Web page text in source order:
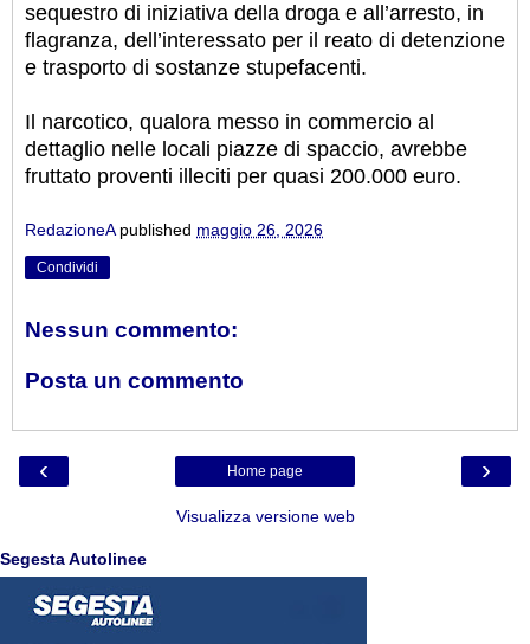
sequestro di iniziativa della droga e all’arresto, in
flagranza, dell’interessato per il reato di detenzione
e trasporto di sostanze stupefacenti.
Il narcotico, qualora messo in commercio al
dettaglio nelle locali piazze di spaccio, avrebbe
fruttato proventi illeciti per quasi 200.000 euro.
RedazioneA published maggio 26, 2026
Condividi
Nessun commento:
Posta un commento
‹ ›
Home page
Visualizza versione web
Segesta Autolinee